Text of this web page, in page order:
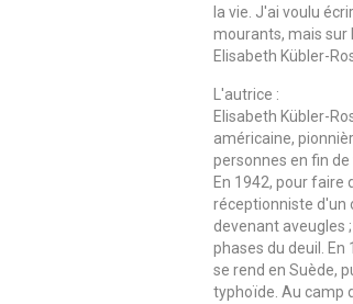
la vie. J'ai voulu
mourants, mais sur
Elisabeth Kübler-
L'autrice :
Elisabeth Kübler-
américaine,
personnes en fin
En 1942, pour faire
réceptionniste d'un
devenant aveugles
phases du deuil. En
se rend en Suède,
typhoïde. Au camp